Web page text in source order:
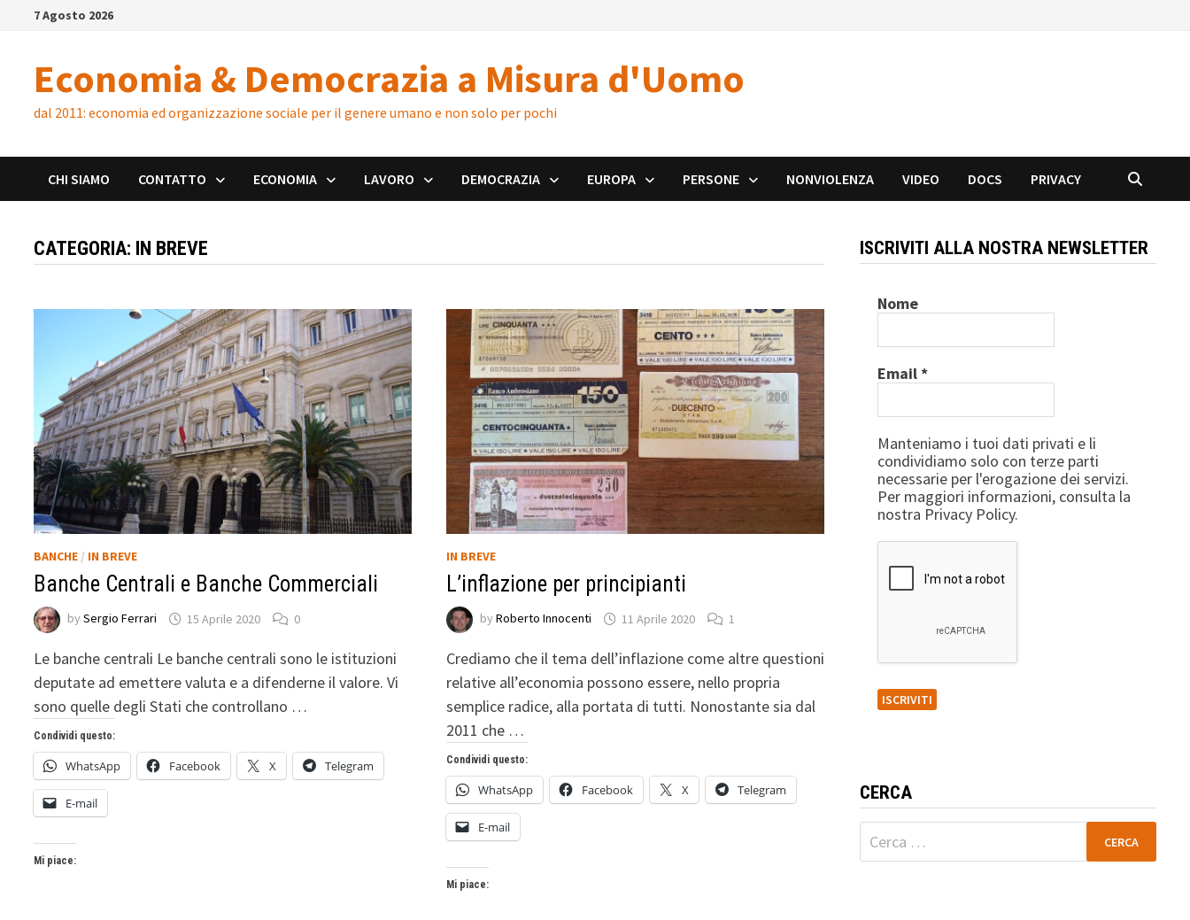
7 Agosto 2026
Economia & Democrazia a Misura d'Uomo
dal 2011: economia ed organizzazione sociale per il genere umano e non solo per pochi
CHI SIAMO CONTATTO ECONOMIA LAVORO DEMOCRAZIA EUROPA PERSONE NONVIOLENZA VIDEO DOCS PRIVACY
CATEGORIA: IN BREVE
BANCHE / IN BREVE
Banche Centrali e Banche Commerciali
bySergio Ferrari 15 Aprile 2020 0
Le banche centrali Le banche centrali sono le istituzioni
deputate ad emettere valuta e a difenderne il valore. Vi
sono quelle degli Stati che controllano …
Condividi questo:
WhatsApp Facebook X Telegram
E-mail
Mi piace:
IN BREVE
L’inflazione per principianti
by Roberto Innocenti 11 Aprile 2020 1
Crediamo che il tema dell’inflazione come altre questioni
relative all’economia possono essere, nello propria
semplice radice, alla portata di tutti. Nonostante sia dal
2011 che …
Condividi questo:
WhatsApp Facebook X Telegram
E-mail
Mi piace:
ISCRIVITI ALLA NOSTRA NEWSLETTER
Nome
Email*
Manteniamo i tuoi dati privati e li
condividiamo solo con terze parti
necessarie per l'erogazione dei servizi.
Per maggiori informazioni, consulta la
nostra Privacy Policy.
CERCA
Ricerca
per: